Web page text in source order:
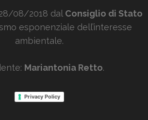
08/2018 dal Consiglio di Stato
esponenziale dell’interesse
ambientale.
Mariantonia Retto.
Privacy Policy